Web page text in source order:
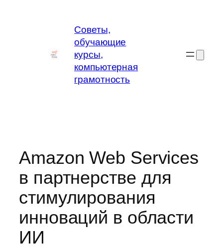
Советы,
обучающие
курсы,
компьютерная
грамотность
Amazon Web Services
в партнерстве для
стимулирования
инноваций в области
ИИ